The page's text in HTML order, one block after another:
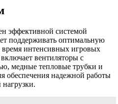
эффективной системой
поддерживать оптимальную
время интенсивных игровых
вентиляторы с
медные тепловые трубки и
обеспечения надежной работы
нагрузки.